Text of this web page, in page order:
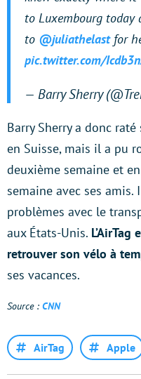
to Luxembourg today
to @juliathelastfor
pic.twitter.com/
— Barry Sherry
Barry Sherry a donc
en Suisse, mais il a pu
deuxième semaine et
semaine avec ses amis.
problèmes avec le
aux États-Unis.
retrouver son vélo à
ses vacances.
Source : CNN
AirTag Apple